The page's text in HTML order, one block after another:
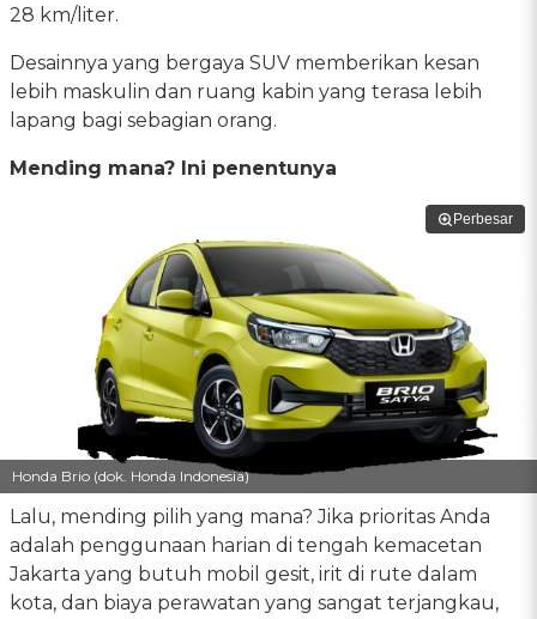
28 km/liter.
Desainnya yang bergaya SUV memberikan kesan
lebih maskulin dan ruang kabin yang terasa lebih
lapang bagi sebagian orang.
Mending mana? Ini penentunya
Perbesar
Honda Brio (dok. Honda Indonesia)
Lalu, mending pilih yang mana? Jika prioritas Anda
adalah penggunaan harian di tengah kemacetan
Jakarta yang butuh mobil gesit, irit di rute dalam
kota, dan biaya perawatan yang sangat terjangkau,